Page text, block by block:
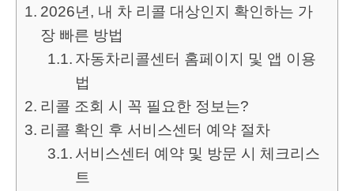
2026년, 내 차 리콜 대상인지 확인하는 가
장 빠른 방법
자동차리콜센터 홈페이지 및 앱 이용
법
리콜 조회 시 꼭 필요한 정보는?
리콜 확인 후 서비스센터 예약 절차
서비스센터 예약 및 방문 시 체크리스
트